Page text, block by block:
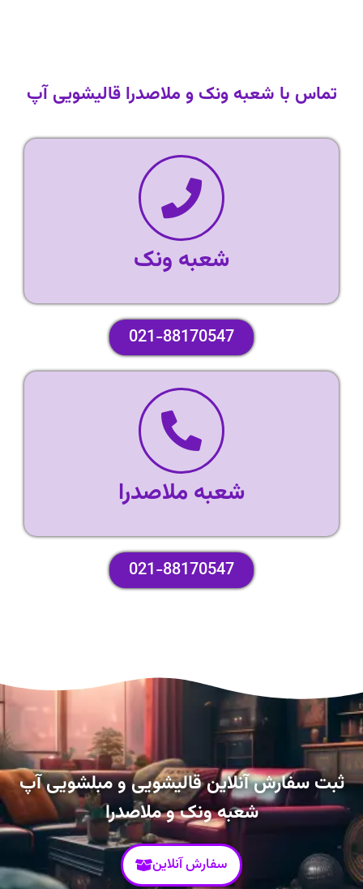
تماس با شعبه ونک و ملاصدرا قالیشویی آپ
شعبه ونک
021-88170547
شعبه ملاصدرا
021-88170547
ثبت سفارش آنلاین قالیشویی و مبلشویی آپ
شعبه ونک و ملاصدرا
سفارش آنلاین